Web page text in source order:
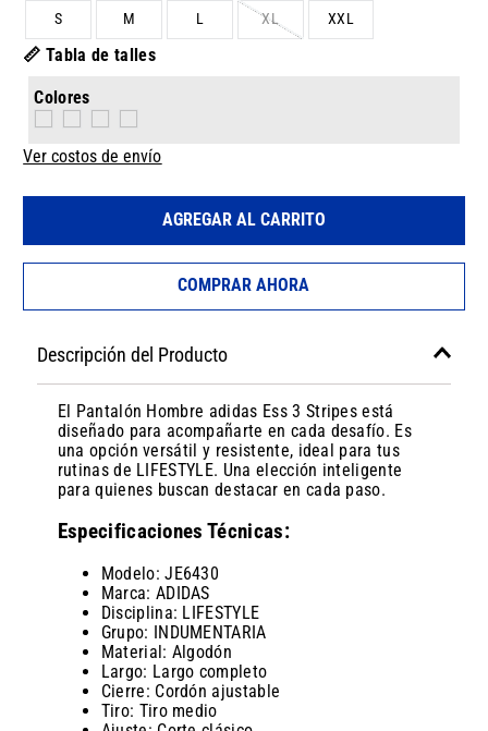
S M L XL XXL
📏 Tabla de talles
Colores
Ver costos de envío
AGREGAR AL CARRITO
COMPRAR AHORA
Descripción del Producto
El Pantalón Hombre adidas Ess 3 Stripes está
diseñado para acompañarte en cada desafío. Es
una opción versátil y resistente, ideal para tus
rutinas de LIFESTYLE. Una elección inteligente
para quienes buscan destacar en cada paso.
Especificaciones Técnicas:
Modelo: JE6430
Marca: ADIDAS
Disciplina: LIFESTYLE
Grupo: INDUMENTARIA
Material: Algodón
Largo: Largo completo
Cierre: Cordón ajustable
Tiro: Tiro medio